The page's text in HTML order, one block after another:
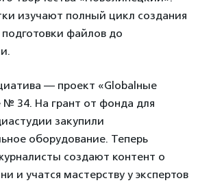
изучают полный цикл создания
файлов до
— проект «Globalные
34. На грант от фонда для
закупили
оборудование. Теперь
создают контент о
и учатся мастерству у экспертов